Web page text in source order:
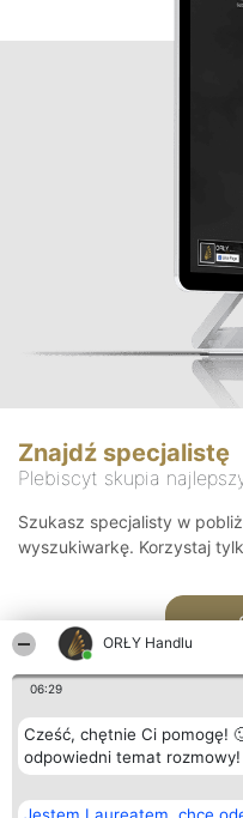
ORŁY Handlu
06:29
Cześć, chętnie Ci pomogę!
odpowiedni temat rozmowy!
Znajdź specjalistę
Plebiscyt skupia
Szukasz specjalisty w
wyszukiwarkę. Korzystaj
Organizator plebiscytu